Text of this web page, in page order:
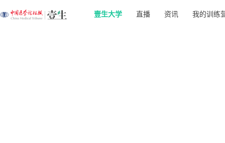
壹生大学 直播 资讯 我的训练